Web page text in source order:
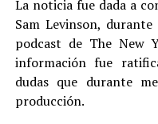
La noticia fue dada a
Sam Levinson,
podcast de The New
información fue
dudas que durante
producción.